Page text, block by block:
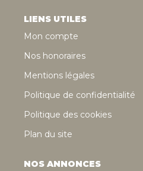
LIENS UTILES
Mon compte
Nos honoraires
Mentions légales
Politique de confidentialité
Politique des cookies
Plan du site
NOS ANNONCES